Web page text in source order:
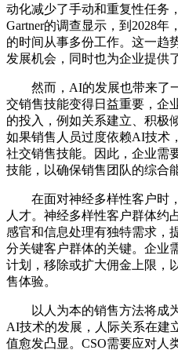
动化减少了手动和重复性任务
Gartner的调查显示，到2028
的时间从事多份工作。这一趋
发展机会，同时也为企业提供
然而，AI的发展也带来了
交销售技能变得日益重要，企
的投入，例如关系建立、积极
如果销售人员过度依赖AI技术
社交销售技能。因此，企业需
技能，以确保销售团队的综合
在面对神经多样性客户时，
人才。神经多样性客户群体约
感官和信息处理有独特需求，
分关键客户群体的关键。企业
计划，移除或扩大佣金上限，
售体验。
以人为本的销售方法将成
AI技术的发展，人际关系在建
值愈发凸显。CSO需要应对人